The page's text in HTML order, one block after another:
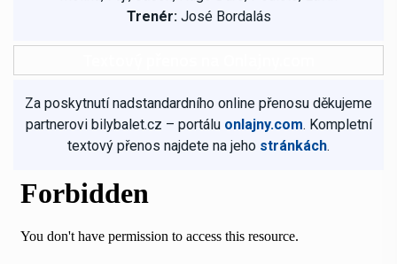
Trenér:José Bordalás
Za poskytnutí nadstandardního online přenosu děkujeme
partnerovi bilybalet.cz – portálu onlajny.com. Kompletní
textový přenos najdete na jeho stránkách.